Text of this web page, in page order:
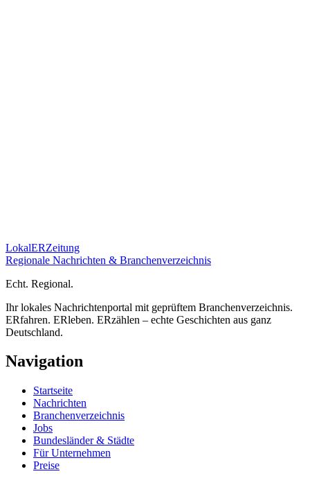
LokalERZeitung
Regionale Nachrichten & Branchenverzeichnis
Echt. Regional.
Ihr lokales Nachrichtenportal mit geprüftem Branchenverzeichnis.
ERfahren. ERleben. ERzählen – echte Geschichten aus ganz
Deutschland.
Navigation
Startseite
Nachrichten
Branchenverzeichnis
Jobs
Bundesländer & Städte
Für Unternehmen
Preise